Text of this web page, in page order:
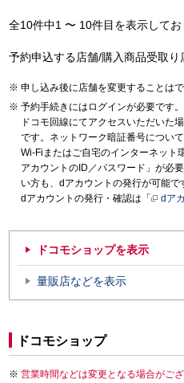
全10件中1 〜 10件目を表示して
予約申込する店舗/購入商品受取り
申し込み後に店舗を変更することはで
予約手続きにはログインが必要です。
ドコモ回線にてアクセスいただいた
です。ネットワーク暗証番号につい
Wi-Fiまたはご自宅のインターネット
アカウントのID／パスワード」が必
い方も、dアカウントの発行が可能で
dアカウントの発行・確認は「
dア
ドコモショップを表示
量販店などを表示
ドコモショップ
営業時間などは変更となる場合がご